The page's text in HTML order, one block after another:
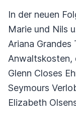
In der neuen
Marie und Nils
Ariana Grandes
Glenn Closes
Seymours
Elizabeth